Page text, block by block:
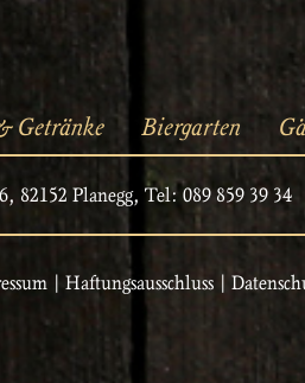
Getränke Biergarten
82152 Planegg, Tel: 089 859 39 34
| Haftungsausschluss|